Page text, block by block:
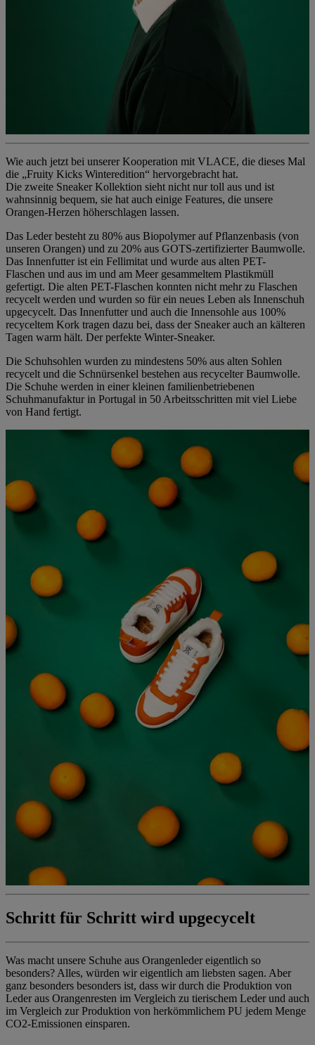
Wie auch jetzt bei unserer Kooperation mit VLACE, die dieses Mal
die „Fruity Kicks Winteredition“ hervorgebracht hat. ​
Die zweite Sneaker Kollektion sieht nicht nur toll aus und ist
wahnsinnig bequem, sie hat auch einige Features, die unsere
Orangen-Herzen höherschlagen lassen. ​​
Das Leder besteht zu 80% aus Biopolymer auf Pflanzenbasis (von
unseren Orangen) und zu 20% aus GOTS-zertifizierter Baumwolle. ​
Das Innenfutter ist ein Fellimitat und wurde aus alten PET-
Flaschen und aus im und am Meer gesammeltem Plastikmüll
gefertigt. Die alten PET-Flaschen konnten nicht mehr zu Flaschen
recycelt werden und wurden so für ein neues Leben als Innenschuh
upgecycelt. Das Innenfutter und auch die Innensohle aus 100%
recyceltem Kork tragen dazu bei, dass der Sneaker auch an kälteren
Tagen warm hält. Der perfekte Winter-Sneaker. ​​
Die Schuhsohlen wurden zu mindestens 50% aus alten Sohlen
recycelt und die Schnürsenkel bestehen aus recycelter Baumwolle. ​​
Die Schuhe werden in einer kleinen familienbetriebenen
Schuhmanufaktur in Portugal in 50 Arbeitsschritten mit viel Liebe
von Hand fertigt.​​
Schritt für Schritt wird upgecycelt
Was macht unsere Schuhe aus Orangenleder eigentlich so
besonders? Alles, würden wir eigentlich am liebsten sagen. Aber
ganz besonders besonders ist, dass wir durch die Produktion von
Leder aus Orangenresten im Vergleich zu tierischem Leder und auch
im Vergleich zur Produktion von herkömmlichem PU jedem Menge
CO2-Emissionen einsparen. ​